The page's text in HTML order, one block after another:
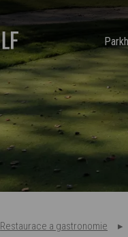
Restaurace a gastronomie